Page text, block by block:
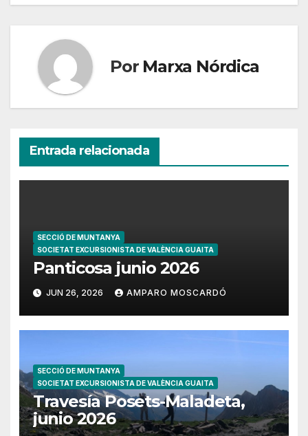
Por Marxa Nórdica
Entrada relacionada
SECCIÓ DE MUNTANYA
SOCIETAT EXCURSIONISTA DE VALÈNCIA GUAITA
Panticosa junio 2026
JUN 26, 2026 AMPARO MOSCARDÓ
SECCIÓ DE MUNTANYA
SOCIETAT EXCURSIONISTA DE VALÈNCIA GUAITA
Travesía Posets-Maladeta,
junio 2026